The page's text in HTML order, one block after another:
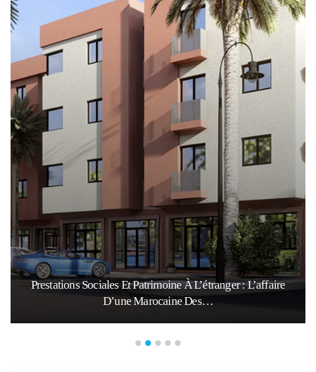
Prestations Sociales Et Patrimoine À L’étranger : L’affaire
D’une Marocaine Des…